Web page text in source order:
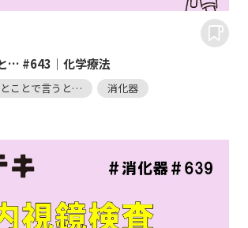
… #643｜化学療法
ことで言うと… 消化器